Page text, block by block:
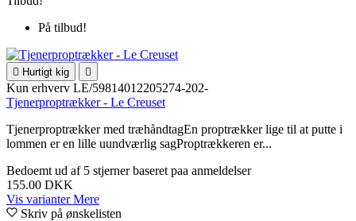
På tilbud!
 Hurtigt kig 
Kun erhverv LE/59814012205274-202-
Tjenerproptrækker - Le Creuset
Tjenerproptrækker med træhåndtagEn proptrækker lige til at putte i
lommen er en lille uundværlig sagProptrækkeren er...
Bedoemt ud af 5 stjerner baseret paa anmeldelser
155.00 DKK
Vis varianterMere
Skriv på ønskelisten